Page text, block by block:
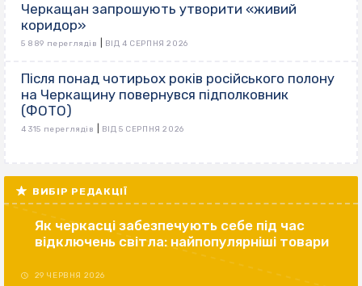
Черкащан запрошують утворити «живий
коридор»
5 889 переглядів ВІД 4 СЕРПНЯ 2026
Після понад чотирьох років російського полону
на Черкащину повернувся підполковник
(ФОТО)
4 315 переглядів ВІД 5 СЕРПНЯ 2026
ВИБІР РЕДАКЦІЇ
Як черкасці забезпечують себе під час
відключень світла: найпопулярніші товари
29 ЧЕРВНЯ 2026